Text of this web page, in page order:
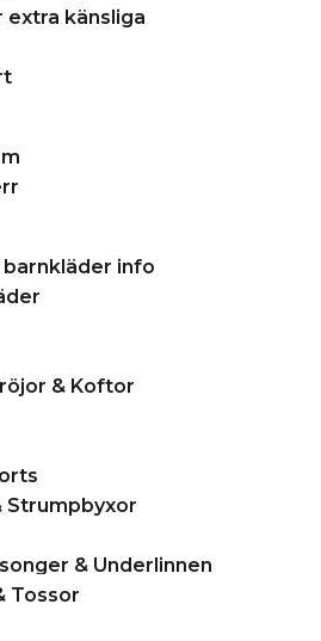
extra känsliga
barnkläder info
& Koftor
Strumpbyxor
& Underlinnen
Tossor